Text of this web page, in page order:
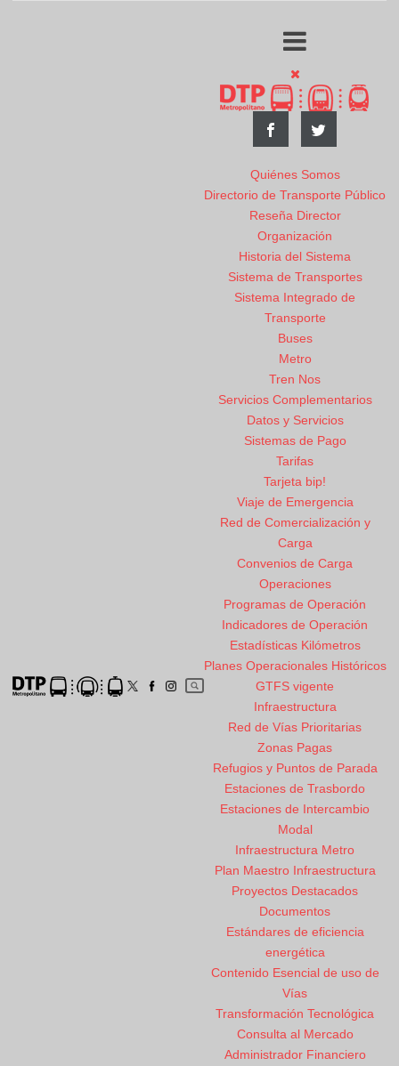
Quiénes Somos
Directorio de Transporte Público
Reseña Director
Organización
Historia del Sistema
Sistema de Transportes
Sistema Integrado de
Transporte
Buses
Metro
Tren Nos
Servicios Complementarios
Datos y Servicios
Sistemas de Pago
Tarifas
Tarjeta bip!
Viaje de Emergencia
Red de Comercialización y
Carga
Convenios de Carga
Operaciones
Programas de Operación
Indicadores de Operación
Estadísticas Kilómetros
Planes Operacionales Históricos
GTFS vigente
Infraestructura
Red de Vías Prioritarias
Zonas Pagas
Refugios y Puntos de Parada
Estaciones de Trasbordo
Estaciones de Intercambio
Modal
Infraestructura Metro
Plan Maestro Infraestructura
Proyectos Destacados
Documentos
Estándares de eficiencia
energética
Contenido Esencial de uso de
Vías
Transformación Tecnológica
Consulta al Mercado
Administrador Financiero